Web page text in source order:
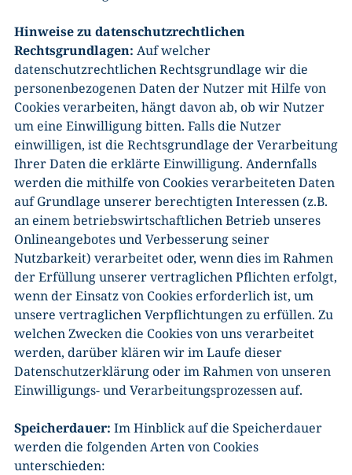
Hinweise zu datenschutzrechtlichen
Rechtsgrundlagen: Auf welcher
datenschutzrechtlichen Rechtsgrundlage wir die
personenbezogenen Daten der Nutzer mit Hilfe von
Cookies verarbeiten, hängt davon ab, ob wir Nutzer
um eine Einwilligung bitten. Falls die Nutzer
einwilligen, ist die Rechtsgrundlage der Verarbeitung
Ihrer Daten die erklärte Einwilligung. Andernfalls
werden die mithilfe von Cookies verarbeiteten Daten
auf Grundlage unserer berechtigten Interessen (z.B.
an einem betriebswirtschaftlichen Betrieb unseres
Onlineangebotes und Verbesserung seiner
Nutzbarkeit) verarbeitet oder, wenn dies im Rahmen
der Erfüllung unserer vertraglichen Pflichten erfolgt,
wenn der Einsatz von Cookies erforderlich ist, um
unsere vertraglichen Verpflichtungen zu erfüllen. Zu
welchen Zwecken die Cookies von uns verarbeitet
werden, darüber klären wir im Laufe dieser
Datenschutzerklärung oder im Rahmen von unseren
Einwilligungs- und Verarbeitungsprozessen auf.
Speicherdauer: Im Hinblick auf die Speicherdauer
werden die folgenden Arten von Cookies
unterschieden: